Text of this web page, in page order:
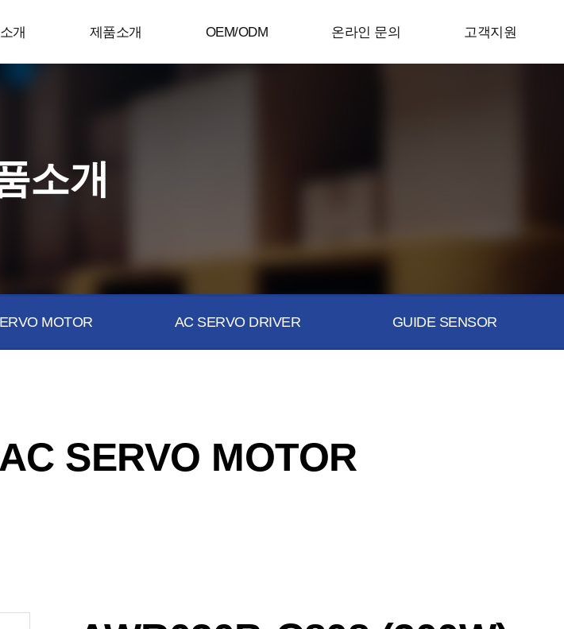
개 제품소개 OEM/ODM 온라인 문의 고객지원
소개
MOTOR AC SERVO DRIVER GUIDE SENSOR
SERVO MOTOR